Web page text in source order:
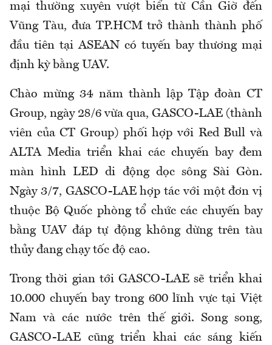
mại thường xuyên vượt biển từ Cần Giờ đến
Vũng Tàu, đưa TP.HCM trở thành thành phố
đầu tiên tại ASEAN có tuyến bay thương mại
định kỳ bằng UAV.
Chào mừng 34 năm thành lập Tập đoàn CT
Group, ngày 28/6 vừa qua, GASCO-LAE (thành
viên của CT Group) phối hợp với Red Bull và
ALTA Media triển khai các chuyến bay đem
màn hình LED di động dọc sông Sài Gòn.
Ngày 3/7, GASCO-LAE hợp tác với một đơn vị
thuộc Bộ Quốc phòng tổ chức các chuyến bay
bằng UAV đáp tự động không dừng trên tàu
thủy đang chạy tốc độ cao.
Trong thời gian tới GASCO-LAE sẽ triển khai
10.000 chuyến bay trong 600 lĩnh vực tại Việt
Nam và các nước trên thế giới. Song song,
GASCO-LAE cũng triển khai các sáng kiến